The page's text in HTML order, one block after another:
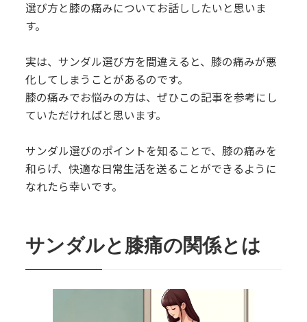
選び方と膝の痛みについてお話ししたいと思いま
す。
実は、サンダル選び方を間違えると、膝の痛みが悪
化してしまうことがあるのです。
膝の痛みでお悩みの方は、ぜひこの記事を参考にし
ていただければと思います。
サンダル選びのポイントを知ることで、膝の痛みを
和らげ、快適な日常生活を送ることができるように
なれたら幸いです。
サンダルと膝痛の関係とは